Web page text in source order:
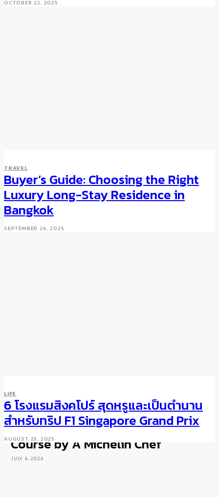
LIFE
Ginza Sushi Ichi Bangkok
Celebrates 10 Years of
Excellence with Special
Course by A Michelin Chef
JULY 4, 2024
OCTOBER 22, 2025
TRAVEL
Buyer’s Guide: Choosing the Right
Luxury Long-Stay Residence in
Bangkok
SEPTEMBER 26, 2025
LIFE
6 โรงแรมสิงคโปร์ สุดหรูและเป็นตำนาน
สำหรับทริป F1 Singapore Grand Prix
AUGUST 25, 2025